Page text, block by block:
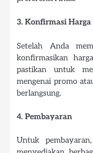
3. Konfirmasi
Setelah Anda
konfirmasikan
pastikan untuk
mengenai promo
berlangsung.
4. Pembayaran
Untuk